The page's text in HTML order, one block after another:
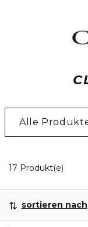
Alle
17 Produkt(e)
sortieren nach